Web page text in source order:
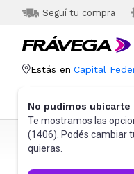
Seguí tu compra
Estás en Capital
No pudimos ubicarte
Te mostramos las
(1406). Podés cambiar
quieras.
Categorías Más
Frávega Seguridad e